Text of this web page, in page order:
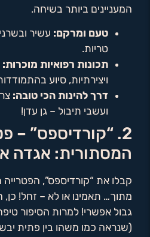
המעניינים ביותר בשיחה.
טעם ומרקם: עשיר
טריות.
תכונות רפואיות מוכרות:
ויצירתיות, סיוע
דרך להינות הכי טובה:
ועשבי תיבול – גן עדן!
2. “קורדיספס” –
המסתורית: אגדה
קבלו את “קורדיספס”,
מתוך… תאמינו או לא – זחל!
גבול אפשרי! למרות הסיפור
(שנראה כמו משהו בין פתית